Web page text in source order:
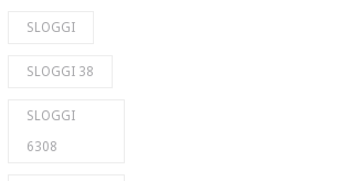
SLOGGI
SLOGGI 38
SLOGGI
6308